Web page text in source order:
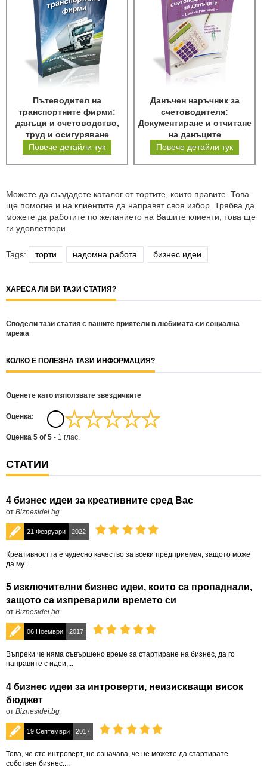
Пътеводител на
транспортните фирми:
данъци и счетоводство,
труд и осигуряване
Повече детайли тук
Данъчен наръчник за
счетоводителя:
Документиране и отчитане
на данъците
Повече детайли тук
Можете да създадете каталог от тортите, които правите. Това
ще помогне и на клиентите да направят своя избор. Трябва да
можете да работите по желанието на Вашите клиенти, това ще
ги удовлетвори.
Tags: торти надомна работа бизнес идеи
ХАРЕСА ЛИ ВИ ТАЗИ СТАТИЯ?
Сподели тази статия с вашите приятели в любимата си социална
мрежа
КОЛКО Е ПОЛЕЗНА ТАЗИ ИНФОРМАЦИЯ?
Оценете като използвате звездичките
Oценка:
Оценка 5 of 5 - 1 глас.
СТАТИИ
4 бизнес идеи за креативните сред Вас
от Biznesidei.bg
21 Февруари 2022
Креативността е чудесно качество за всеки предприемач, защото може
да му...
5 изключителни бизнес идеи, които са пропаднали,
защото са изпреварили времето си
от Biznesidei.bg
06 Ноември 2017
Въпреки че няма съвършено време за стартиране на бизнес, да го
направите с идеи,...
4 бизнес идеи за интроверти, неизискващи висок
бюджет
от Biznesidei.bg
19 Септември 2017
Това, че сте интроверт, не означава, че не можете да стартирате
собствен бизнес....